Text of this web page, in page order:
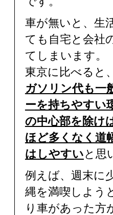
車が無いと、生
ても自宅と会社
てしまいます。
東京に比べると、
ガソリン代も一
ーを持ちやすい
の中心部を除け
ほど多くなく道
はしやすいと思
例えば、週末に
縄を満喫しよう
り車があった方